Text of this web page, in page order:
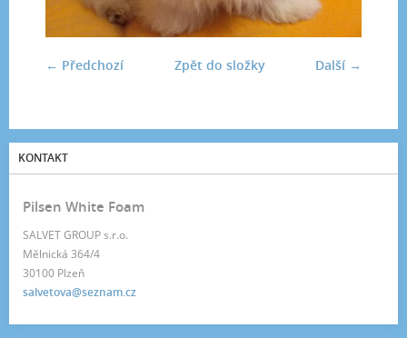
← Předchozí Další →
Zpět do složky
KONTAKT
Pilsen White Foam
SALVET GROUP s.r.o.
Mělnická 364/4
30100 Plzeň
salvetova@seznam.cz